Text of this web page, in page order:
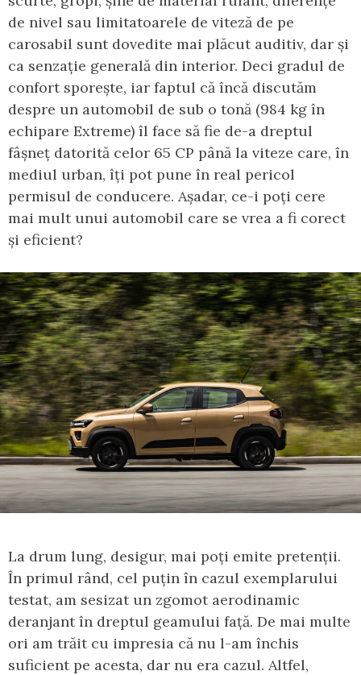
de nivel sau limitatoarele de viteză de pe
carosabil sunt dovedite mai plăcut auditiv, dar și
ca senzație generală din interior. Deci gradul de
confort sporește, iar faptul că încă discutăm
despre un automobil de sub o tonă (984 kg în
echipare Extreme) îl face să fie de-a dreptul
fâșneț datorită celor 65 CP până la viteze care, în
mediul urban, îți pot pune în real pericol
permisul de conducere. Așadar, ce-i poți cere
mai mult unui automobil care se vrea a fi corect
și eficient?
La drum lung, desigur, mai poți emite pretenții.
În primul rând, cel puțin în cazul exemplarului
testat, am sesizat un zgomot aerodinamic
deranjant în dreptul geamului față. De mai multe
ori am trăit cu impresia că nu l-am închis
suficient pe acesta, dar nu era cazul. Altfel,